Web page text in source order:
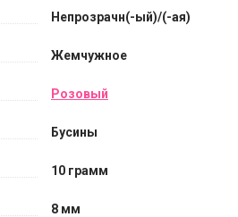
Непрозрачн(-ый)/(-ая)
Жемчужное
Розовый
Бусины
10 грамм
8 мм